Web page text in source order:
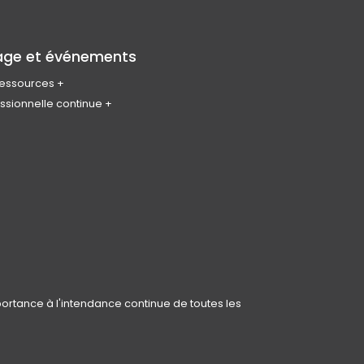
et événements
de planification et de
continue
à l'intendance continue de toutes les